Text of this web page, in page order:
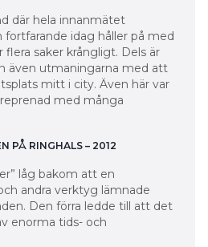
där hela innanmätet
fortfarande idag håller på med
flera saker krångligt. Dels är
även utmaningarna med att
mitt i city. Även här var
med många
PÅ RINGHALS – 2012
låg bakom att en
andra verktyg lämnade
Den förra ledde till att det
enorma tids- och